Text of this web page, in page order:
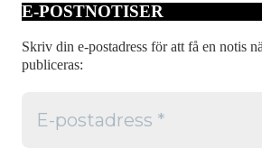
E-POSTNOTISER
Skriv din e-postadress för att få en notis
publiceras: